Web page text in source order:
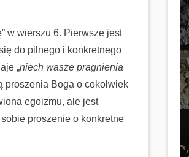
w wierszu 6. Pierwsze jest
do pilnego i konkretnego
„niech wasze pragnienia
proszenia Boga o cokolwiek
egoizmu, ale jest
proszenie o konkretne